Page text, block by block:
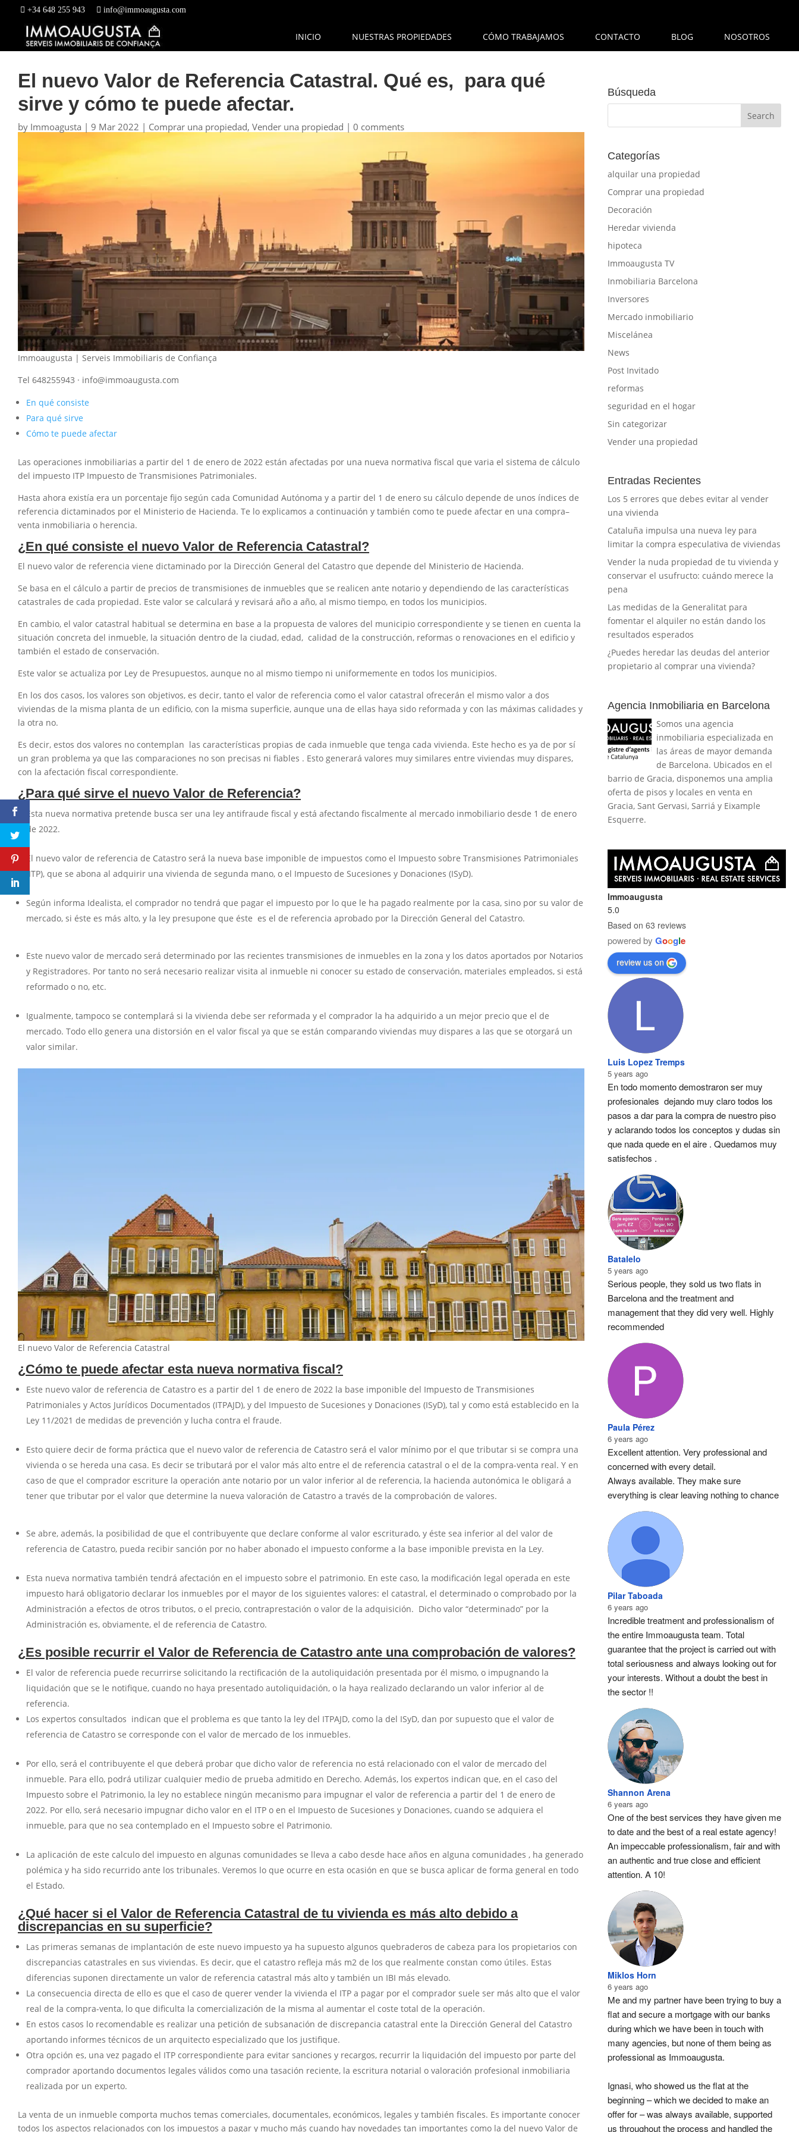
+34 648 255 943 info@immoaugusta.com
INICIO NUESTRAS PROPIEDADES CÓMO TRABAJAMOS CONTACTO BLOG NOSOTROS
El nuevo Valor de Referencia Catastral. Qué es, para qué
sirve y cómo te puede afectar.
by Immoagusta | 9 Mar 2022 | Comprar una propiedad, Vender una propiedad | 0 comments
Immoaugusta | Serveis Immobiliaris de Confiança
Tel 648255943 · info@immoaugusta.com
En qué consiste
Para qué sirve
Cómo te puede afectar
Las operaciones inmobiliarias a partir del 1 de enero de 2022 están afectadas por una nueva normativa fiscal que varia el sistema de cálculo
del impuesto ITP Impuesto de Transmisiones Patrimoniales.
Hasta ahora existía era un porcentaje fijo según cada Comunidad Autónoma y a partir del 1 de enero su cálculo depende de unos índices de
referencia dictaminados por el Ministerio de Hacienda. Te lo explicamos a continuación y también como te puede afectar en una compra–
venta inmobiliaria o herencia.
¿En qué consiste el nuevo Valor de Referencia Catastral?
El nuevo valor de referencia viene dictaminado por la Dirección General del Catastro que depende del Ministerio de Hacienda.
Se basa en el cálculo a partir de precios de transmisiones de inmuebles que se realicen ante notario y dependiendo de las características
catastrales de cada propiedad. Este valor se calculará y revisará año a año, al mismo tiempo, en todos los municipios.
En cambio, el valor catastral habitual se determina en base a la propuesta de valores del municipio correspondiente y se tienen en cuenta la
situación concreta del inmueble, la situación dentro de la ciudad, edad, calidad de la construcción, reformas o renovaciones en el edificio y
también el estado de conservación.
Este valor se actualiza por Ley de Presupuestos, aunque no al mismo tiempo ni uniformemente en todos los municipios.
En los dos casos, los valores son objetivos, es decir, tanto el valor de referencia como el valor catastral ofrecerán el mismo valor a dos
viviendas de la misma planta de un edificio, con la misma superficie, aunque una de ellas haya sido reformada y con las máximas calidades y
la otra no.
Es decir, estos dos valores no contemplan las características propias de cada inmueble que tenga cada vivienda. Este hecho es ya de por sí
un gran problema ya que las comparaciones no son precisas ni fiables . Esto generará valores muy similares entre viviendas muy dispares,
con la afectación fiscal correspondiente.
¿Para qué sirve el nuevo Valor de Referencia?
Esta nueva normativa pretende busca ser una ley antifraude fiscal y está afectando fiscalmente al mercado inmobiliario desde 1 de enero
de 2022.
El nuevo valor de referencia de Catastro será la nueva base imponible de impuestos como el Impuesto sobre Transmisiones Patrimoniales
(ITP), que se abona al adquirir una vivienda de segunda mano, o el Impuesto de Sucesiones y Donaciones (ISyD).
Según informa Idealista, el comprador no tendrá que pagar el impuesto por lo que le ha pagado realmente por la casa, sino por su valor de
mercado, si éste es más alto, y la ley presupone que éste es el de referencia aprobado por la Dirección General del Catastro.
Este nuevo valor de mercado será determinado por las recientes transmisiones de inmuebles en la zona y los datos aportados por Notarios
y Registradores. Por tanto no será necesario realizar visita al inmueble ni conocer su estado de conservación, materiales empleados, si está
reformado o no, etc.
Igualmente, tampoco se contemplará si la vivienda debe ser reformada y el comprador la ha adquirido a un mejor precio que el de
mercado. Todo ello genera una distorsión en el valor fiscal ya que se están comparando viviendas muy dispares a las que se otorgará un
valor similar.
El nuevo Valor de Referencia Catastral
¿Cómo te puede afectar esta nueva normativa fiscal?
Este nuevo valor de referencia de Catastro es a partir del 1 de enero de 2022 la base imponible del Impuesto de Transmisiones
Patrimoniales y Actos Jurídicos Documentados (ITPAJD), y del Impuesto de Sucesiones y Donaciones (ISyD), tal y como está establecido en la
Ley 11/2021 de medidas de prevención y lucha contra el fraude.
Esto quiere decir de forma práctica que el nuevo valor de referencia de Catastro será el valor mínimo por el que tributar si se compra una
vivienda o se hereda una casa. Es decir se tributará por el valor más alto entre el de referencia catastral o el de la compra-venta real. Y en
caso de que el comprador escriture la operación ante notario por un valor inferior al de referencia, la hacienda autonómica le obligará a
tener que tributar por el valor que determine la nueva valoración de Catastro a través de la comprobación de valores.
Se abre, además, la posibilidad de que el contribuyente que declare conforme al valor escriturado, y éste sea inferior al del valor de
referencia de Catastro, pueda recibir sanción por no haber abonado el impuesto conforme a la base imponible prevista en la Ley.
Esta nueva normativa también tendrá afectación en el impuesto sobre el patrimonio. En este caso, la modificación legal operada en este
impuesto hará obligatorio declarar los inmuebles por el mayor de los siguientes valores: el catastral, el determinado o comprobado por la
Administración a efectos de otros tributos, o el precio, contraprestación o valor de la adquisición. Dicho valor “determinado” por la
Administración es, obviamente, el de referencia de Catastro.
¿Es posible recurrir el Valor de Referencia de Catastro ante una comprobación de valores?
El valor de referencia puede recurrirse solicitando la rectificación de la autoliquidación presentada por él mismo, o impugnando la
liquidación que se le notifique, cuando no haya presentado autoliquidación, o la haya realizado declarando un valor inferior al de
referencia.
Los expertos consultados indican que el problema es que tanto la ley del ITPAJD, como la del ISyD, dan por supuesto que el valor de
referencia de Catastro se corresponde con el valor de mercado de los inmuebles.
Por ello, será el contribuyente el que deberá probar que dicho valor de referencia no está relacionado con el valor de mercado del
inmueble. Para ello, podrá utilizar cualquier medio de prueba admitido en Derecho. Además, los expertos indican que, en el caso del
Impuesto sobre el Patrimonio, la ley no establece ningún mecanismo para impugnar el valor de referencia a partir del 1 de enero de
2022. Por ello, será necesario impugnar dicho valor en el ITP o en el Impuesto de Sucesiones y Donaciones, cuando se adquiera el
inmueble, para que no sea contemplado en el Impuesto sobre el Patrimonio.
La aplicación de este calculo del impuesto en algunas comunidades se lleva a cabo desde hace años en alguna comunidades , ha generado
polémica y ha sido recurrido ante los tribunales. Veremos lo que ocurre en esta ocasión en que se busca aplicar de forma general en todo
el Estado.
¿Qué hacer si el Valor de Referencia Catastral de tu vivienda es más alto debido a
discrepancias en su superficie?
Las primeras semanas de implantación de este nuevo impuesto ya ha supuesto algunos quebraderos de cabeza para los propietarios con
discrepancias catastrales en sus viviendas. Es decir, que el catastro refleja más m2 de los que realmente constan como útiles. Estas
diferencias suponen directamente un valor de referencia catastral más alto y también un IBI más elevado.
La consecuencia directa de ello es que el caso de querer vender la vivienda el ITP a pagar por el comprador suele ser más alto que el valor
real de la compra-venta, lo que dificulta la comercialización de la misma al aumentar el coste total de la operación.
En estos casos lo recomendable es realizar una petición de subsanación de discrepancia catastral ente la Dirección General del Catastro
aportando informes técnicos de un arquitecto especializado que los justifique.
Otra opción es, una vez pagado el ITP correspondiente para evitar sanciones y recargos, recurrir la liquidación del impuesto por parte del
comprador aportando documentos legales válidos como una tasación reciente, la escritura notarial o valoración profesional inmobiliaria
realizada por un experto.
La venta de un inmueble comporta muchos temas comerciales, documentales, económicos, legales y también fiscales. Es importante conocer
todos los aspectos relacionados con los impuestos a pagar y mucho más cuando hay novedades tan importantes como la del nuevo Valor de
Búsqueda
Categorías
alquilar una propiedad
Comprar una propiedad
Decoración
Heredar vivienda
hipoteca
Immoaugusta TV
Inmobiliaria Barcelona
Inversores
Mercado inmobiliario
Miscelánea
News
Post Invitado
reformas
seguridad en el hogar
Sin categorizar
Vender una propiedad
Entradas Recientes
Los 5 errores que debes evitar al vender
una vivienda
Cataluña impulsa una nueva ley para
limitar la compra especulativa de viviendas
Vender la nuda propiedad de tu vivienda y
conservar el usufructo: cuándo merece la
pena
Las medidas de la Generalitat para
fomentar el alquiler no están dando los
resultados esperados
¿Puedes heredar las deudas del anterior
propietario al comprar una vivienda?
Agencia Inmobiliaria en Barcelona
Somos una agencia
inmobiliaria especializada en
las áreas de mayor demanda
de Barcelona. Ubicados en el
barrio de Gracia, disponemos una amplia
oferta de pisos y locales en venta en
Gracia, Sant Gervasi, Sarriá y Eixample
Esquerre.
Immoaugusta
5.0
Based on 63 reviews
powered by Google
review us on
Luis Lopez Tremps
5 years ago
En todo momento demostraron ser muy
profesionales  dejando muy claro todos los
pasos a dar para la compra de nuestro piso
y aclarando todos los conceptos y dudas sin
que nada quede en el aire . Quedamos muy
satisfechos .
Batalelo
5 years ago
Serious people, they sold us two flats in
Barcelona and the treatment and
management that they did very well. Highly
recommended
Paula Pérez
6 years ago
Excellent attention. Very professional and
concerned with every detail.
Always available. They make sure
everything is clear leaving nothing to chance
Pilar Taboada
6 years ago
Incredible treatment and professionalism of
the entire Immoaugusta team. Total
guarantee that the project is carried out with
total seriousness and always looking out for
your interests. Without a doubt the best in
the sector !!
Shannon Arena
6 years ago
One of the best services they have given me
to date and the best of a real estate agency!
An impeccable professionalism, fair and with
an authentic and true close and efficient
attention. A 10!
Miklos Horn
6 years ago
Me and my partner have been trying to buy a
flat and secure a mortgage with our banks
during which we have been in touch with
many agencies, but none of them being as
professional as Immoaugusta.
Ignasi, who showed us the flat at the
beginning – which we decided to make an
offer for – was always available, supported
us throughout the process and handled the